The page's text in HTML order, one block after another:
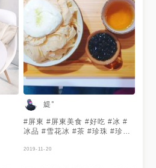
媞°
#屏東 #屏東美食 #好吃 #冰 #
冰品 #雪花冰 #茶 #珍珠 #珍珠
2019-11-20